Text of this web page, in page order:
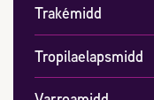
Norges
Min side (Rubic)
Trakémidd
Tropilaelapsmidd